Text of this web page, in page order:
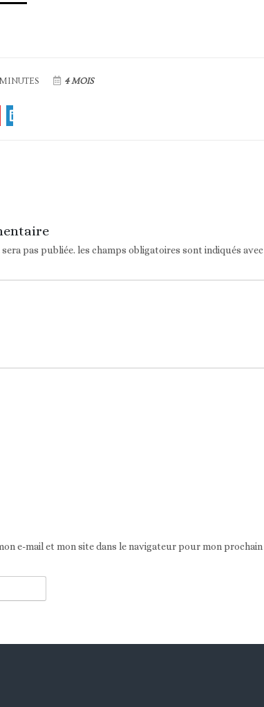
4 MOIS
pas publiée. les champs obligatoires sont indiqués avec
e-mail et mon site dans le navigateur pour mon prochain